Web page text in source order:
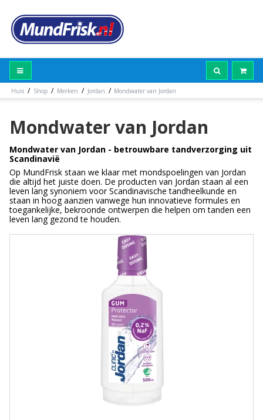
Huis / Shop / Merken / Jordan / Mondwater van Jordan
Mondwater van Jordan
Mondwater van Jordan - betrouwbare tandverzorging uit
Scandinavië
Op MundFrisk staan we klaar met mondspoelingen van Jordan
die altijd het juiste doen. De producten van Jordan staan al een
leven lang synoniem voor Scandinavische tandheelkunde en
staan in hoog aanzien vanwege hun innovatieve formules en
toegankelijke, bekroonde ontwerpen die helpen om tanden een
leven lang gezond te houden.